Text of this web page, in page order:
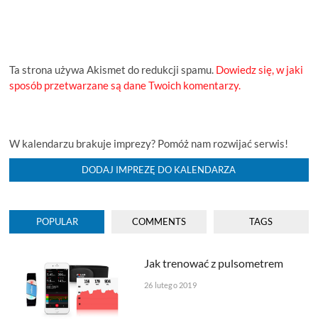
Ta strona używa Akismet do redukcji spamu. Dowiedz się, w jaki
sposób przetwarzane są dane Twoich komentarzy.
W kalendarzu brakuje imprezy? Pomóż nam rozwijać serwis!
DODAJ IMPREZĘ DO KALENDARZA
POPULAR COMMENTS TAGS
Jak trenować z pulsometrem
26 lutego 2019